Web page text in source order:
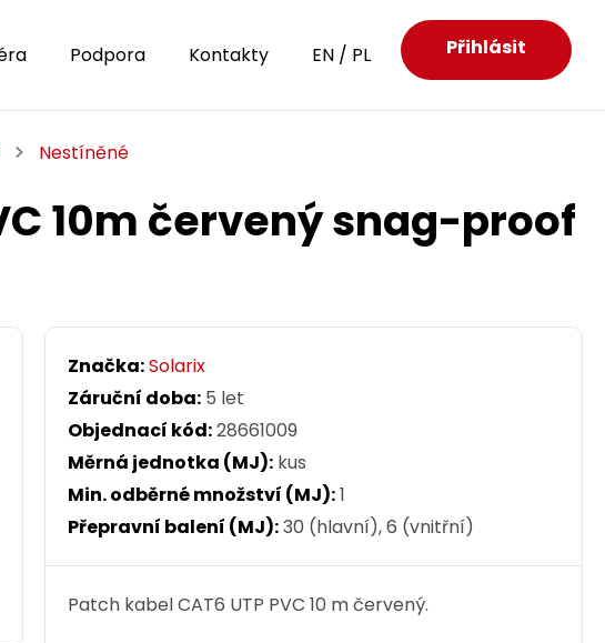
Podpora Kontakty EN / PL Přihlásit
Nestíněné
10m červený snag-proof
Značka:Solarix
Záruční doba: 5 let
Objednací kód:28661009
Měrná jednotka (MJ): kus
Min. odběrné množství (MJ):1
Přepravní balení (MJ):30 (hlavní), 6 (vnitřní)
Patch kabel CAT6 UTP PVC 10 m červený.